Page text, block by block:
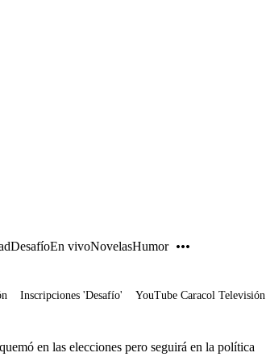
DesafíoEn vivoNovelasHumor
Inscripciones 'Desafío' YouTube Caracol Televisión
en las elecciones pero seguirá en la política